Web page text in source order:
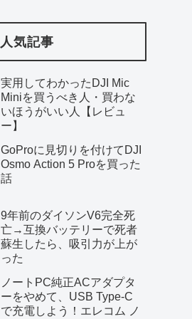
人気記事
実用してわかったDJI Mic
Miniを買うべき人・買わな
いほうがいい人【レビュ
ー】
GoProに見切りを付けてDJI
Osmo Action 5 Proを買った
話
9年前のダイソンV6完全死
亡→互換バッテリーで死者
蘇生したら、吸引力が上が
った
ノートPC純正ACアダプタ
ーをやめて、USB Type-C
で充電しよう！エレコム ノ